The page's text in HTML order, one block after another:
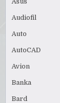
Audiofil
Auto
AutoCAD
Avion
Banka
Bard